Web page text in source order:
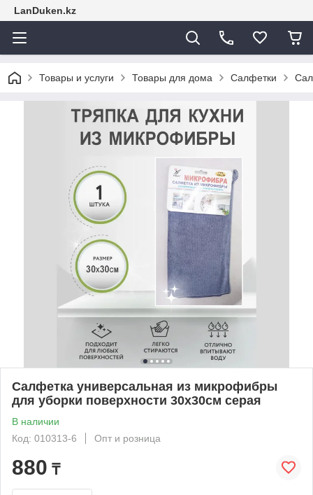
LanDuken.kz
Товары и услуги Товары для дома Салфетки
Салфетка универсальная из микрофибры
для уборки поверхности 30х30см серая
В наличии
Код: 010313-6
Опт и розница
880 ₸